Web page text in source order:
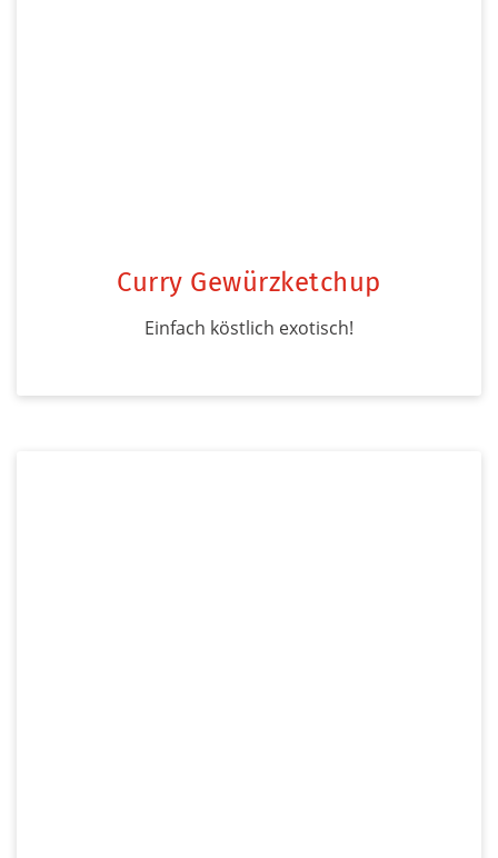
Curry Gewürzketchup
Einfach köstlich exotisch!